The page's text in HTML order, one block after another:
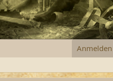
Anmelden